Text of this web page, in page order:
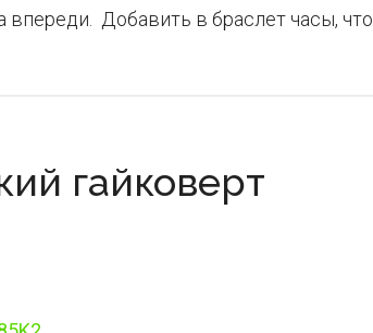
Добавить в браслет часы, что
гайковерт